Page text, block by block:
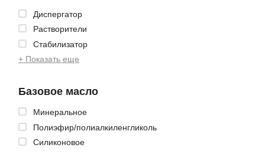
Диспергатор
Растворители
Стабилизатор
+ Показать еще
Базовое масло
Минеральное
Полиэфир/полиалкиленгликоль
Силиконовое